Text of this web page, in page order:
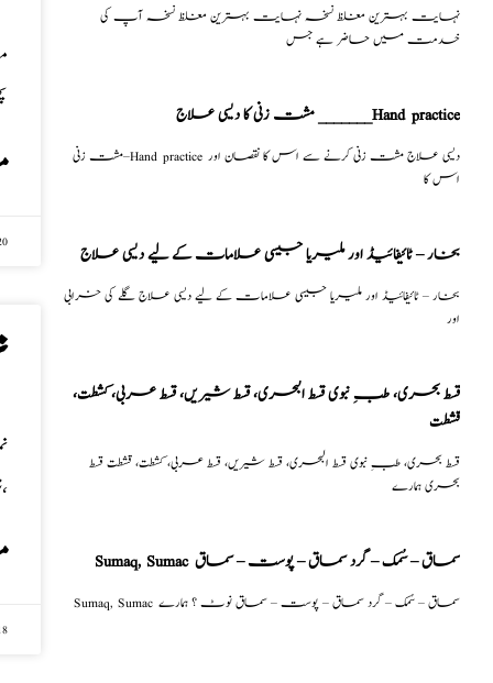
تریاق ذات الجنب ہے،
نہایت بہترین مغلظ نسخہ نہایت بہترین مغلظ نسخہ آپ کی
خدمت میں حاضر ہے جس
مشت زنی کا دیسی علاج _______Hand practice
مشت زنی–Hand practice دیسی علاج مشت زنی کرنے سے اس کا نقصان اور
اس کا
بخار – ٹائیفائیڈ اور ملیریا جیسی علامات کے لیے دیسی علاج
بخار – ٹائیفائیڈ اور ملیریا جیسی علامات کے لیے دیسی علاج گلے کی خرابی
اور
قسط بحری، طبِ نبوی قسط البحری، قسط شیریں، قسط عربی، كشطت،
قشطت
بحری ہمارے
Sumaq, Sumac سماق – سُمک – گرد سماق – پوست – سماق
Sumaq, Sumac سماق – سُمک – گرد سماق – پوست – سماق نوٹ ؟ ہمارے